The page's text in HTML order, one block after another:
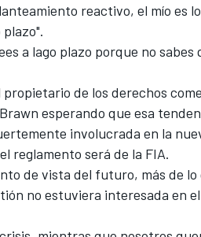
reactivo, el mío es
a lago plazo porque no sabes
de los derechos
esperando que esa
involucrada en la
reglamento será de la FIA.
de vista del futuro, más de lo
no estuviera interesada en